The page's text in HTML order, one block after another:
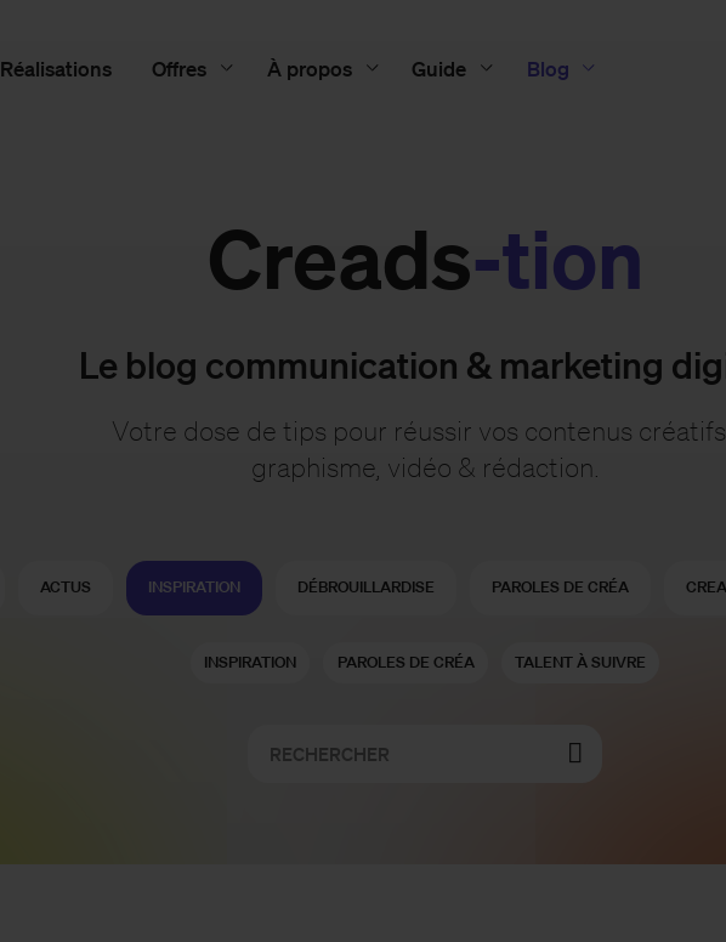
Réalisations Offres À propos Guide Blog
Creads-tion
Le blog communication & marketing
Votre dose de tips pour réussir vos contenus
graphisme, vidéo & rédaction.
ACTUS INSPIRATION DÉBROUILLARDISE PAROLES DE CRÉA
INSPIRATION PAROLES DE CRÉA TALENT À SUIVRE